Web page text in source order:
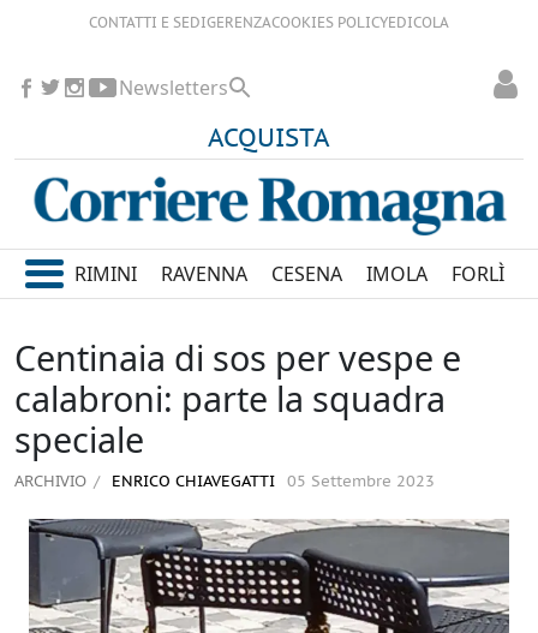
CONTATTI E SEDIGERENZACOOKIES POLICYEDICOLA
ACQUISTA
Newsletters
RIMINI RAVENNA CESENA IMOLA FORLÌ
Centinaia di sos per vespe e
calabroni: parte la squadra
speciale
ARCHIVIO ENRICO CHIAVEGATTI 05 Settembre 2023